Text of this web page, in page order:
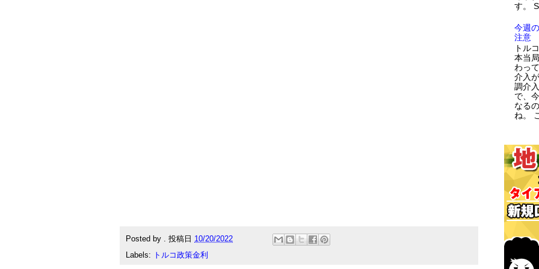
Posted by . 投稿日 10/20/2022
Labels:
トルコ政策金利
す。
今週
注意
トル
本当
わっ
介入
調介
で、
なる
ね。